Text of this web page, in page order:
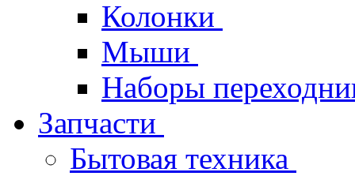
Колонки
Мыши
Наборы
Запчасти
Бытовая техника